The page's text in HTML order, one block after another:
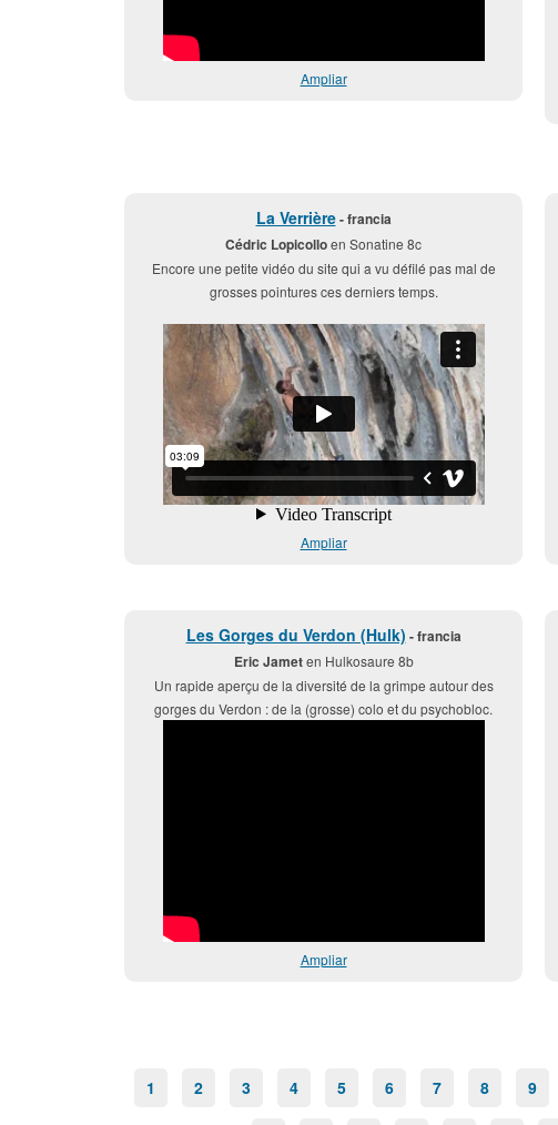
Ampliar
La Verrière- francia
Cédric Lopicolloen Sonatine 8c
Encore une petite vidéo du site qui a vu défilé pas mal de
grosses pointures ces derniers temps.
Ampliar
Les Gorges du Verdon (Hulk) - francia
Eric Jameten Hulkosaure 8b
Un rapide aperçu de la diversité de la grimpe autour des
gorges du Verdon : de la (grosse) colo et du psychobloc.
Ampliar
1 2 3 4 5 6 7 8 9